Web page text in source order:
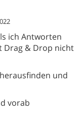
ich Antworten
Drag & Drop nicht
und
vorab